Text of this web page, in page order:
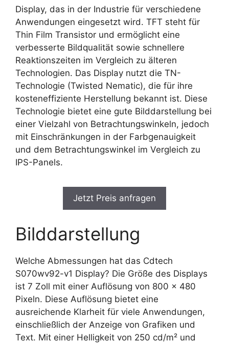
Display, das in der Industrie für verschiedene
Anwendungen eingesetzt wird. TFT steht für
Thin Film Transistor und ermöglicht eine
verbesserte Bildqualität sowie schnellere
Reaktionszeiten im Vergleich zu älteren
Technologien. Das Display nutzt die TN-
Technologie (Twisted Nematic), die für ihre
kosteneffiziente Herstellung bekannt ist. Diese
Technologie bietet eine gute Bilddarstellung bei
einer Vielzahl von Betrachtungswinkeln, jedoch
mit Einschränkungen in der Farbgenauigkeit
und dem Betrachtungswinkel im Vergleich zu
IPS-Panels.
Jetzt Preis anfragen
Bilddarstellung
Welche Abmessungen hat das Cdtech
S070wv92-v1 Display? Die Größe des Displays
ist 7 Zoll mit einer Auflösung von 800 x 480
Pixeln. Diese Auflösung bietet eine
ausreichende Klarheit für viele Anwendungen,
einschließlich der Anzeige von Grafiken und
Text. Mit einer Helligkeit von 250 cd/m² und